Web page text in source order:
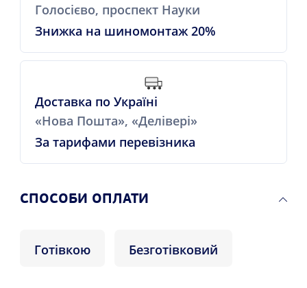
Голосієво, проспект Науки
Знижка на шиномонтаж 20%
Доставка по Україні
«Нова Пошта», «Делівері»
За тарифами перевізника
СПОСОБИ ОПЛАТИ
Готівкою Безготівковий